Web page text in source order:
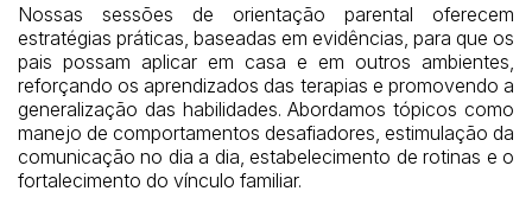
Nossas sessões de orientação parental oferecem
estratégias práticas, baseadas em evidências, para que os
pais possam aplicar em casa e em outros ambientes,
reforçando os aprendizados das terapias e promovendo a
generalização das habilidades. Abordamos tópicos como
manejo de comportamentos desafiadores, estimulação da
comunicação no dia a dia, estabelecimento de rotinas e o
fortalecimento do vínculo familiar.